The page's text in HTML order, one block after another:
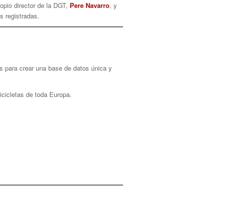
director de la DGT, Pere Navarro, y
registradas.
crear una base de datos única y
de toda Europa.